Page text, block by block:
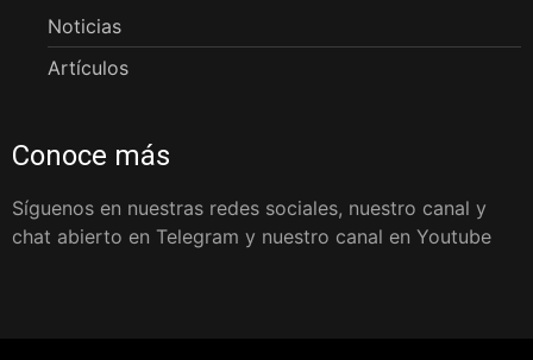
Noticias
Artículos
Conoce más
Síguenos en nuestras redes sociales, nuestro canal y
chat abierto en Telegram y nuestro canal en Youtube